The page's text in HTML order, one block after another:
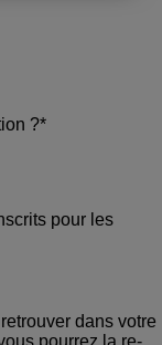
?*
pour les
dans votre
pourrez la re-